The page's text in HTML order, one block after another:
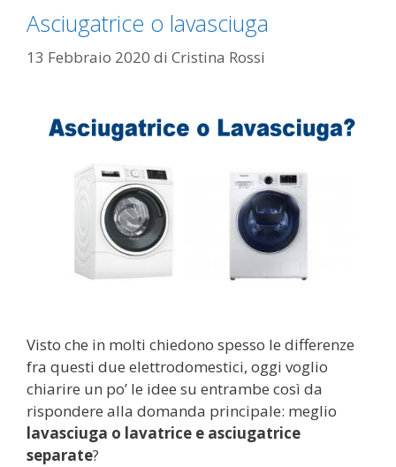
Asciugatrice o lavasciuga
13 Febbraio 2020 di Cristina Rossi
Visto che in molti chiedono spesso le differenze
fra questi due elettrodomestici, oggi voglio
chiarire un po’ le idee su entrambe così da
rispondere alla domanda principale: meglio
lavasciuga o lavatrice e asciugatrice
separate?